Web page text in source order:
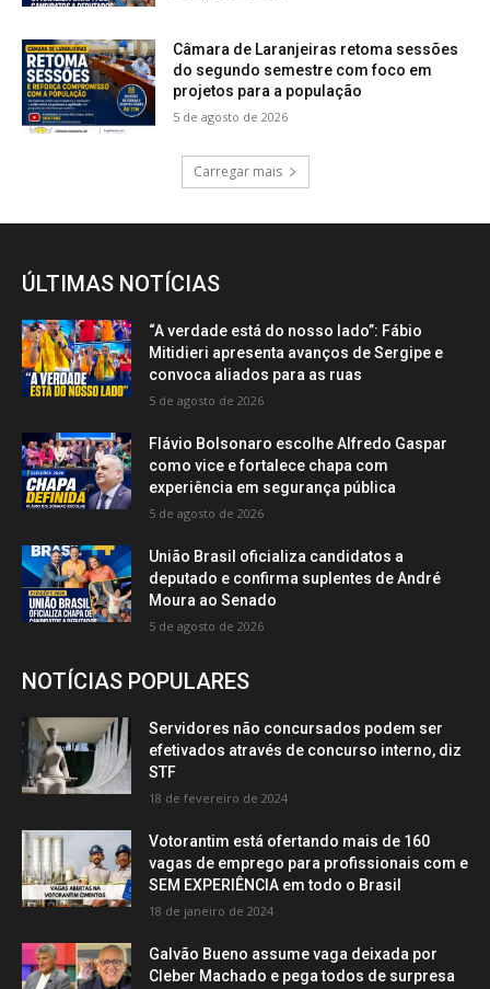
Câmara de Laranjeiras retoma sessões
do segundo semestre com foco em
projetos para a população
5 de agosto de 2026
Carregar mais
ÚLTIMAS NOTÍCIAS
“A verdade está do nosso lado”: Fábio
Mitidieri apresenta avanços de Sergipe e
convoca aliados para as ruas
5 de agosto de 2026
Flávio Bolsonaro escolhe Alfredo Gaspar
como vice e fortalece chapa com
experiência em segurança pública
5 de agosto de 2026
União Brasil oficializa candidatos a
deputado e confirma suplentes de André
Moura ao Senado
5 de agosto de 2026
NOTÍCIAS POPULARES
Servidores não concursados podem ser
efetivados através de concurso interno, diz
STF
18 de fevereiro de 2024
Votorantim está ofertando mais de 160
vagas de emprego para profissionais com e
SEM EXPERIÊNCIA em todo o Brasil
18 de janeiro de 2024
Galvão Bueno assume vaga deixada por
Cleber Machado e pega todos de surpresa